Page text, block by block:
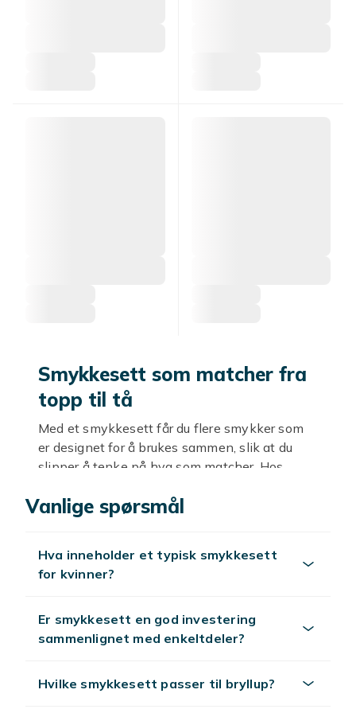
Smykkesett som matcher fra
topp til tå
Med et smykkesett får du flere smykker som
er designet for å brukes sammen, slik at du
slipper å tenke på hva som matcher. Hos
til gode priser, fra enkle hverdagssett til mer
og det er også en praktisk og populær gaveidé.
Enten du ønsker et diskret sett til daglig bruk
anledning, finner du noe som passer.
Innholdet i et smykkesett varierer, men ofte
Vanlige spørsmål
Hva inneholder et typisk smykkesett
for kvinner?
Er smykkesett en god investering
sammenlignet med enkeltdeler?
Hvilke smykkesett passer til bryllup?